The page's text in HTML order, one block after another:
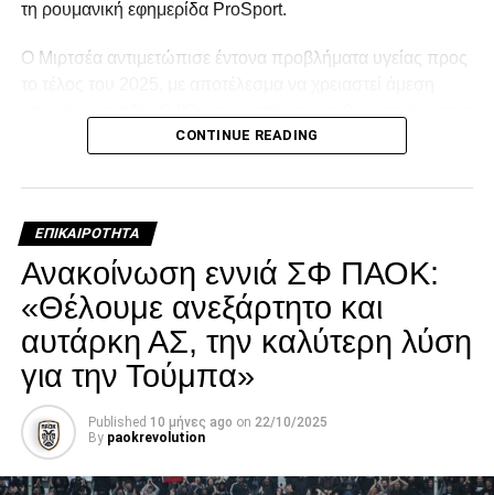
τη ρουμανική εφημερίδα ProSport.
Ο Μιρτσέα αντιμετώπισε έντονα προβλήματα υγείας προς
κρυολόγημα, το οποίο επηρέασε αρνητικά την ήδη
αναγκαία να νοσηλευτεί. Οι πληροφορίες αναφέρουν ότι η
νοσηλείας του.
Facebook
Twitter
EmailPinterest
WhatsApp
LinkedIn
Telegram
CONTINUE READING
ΕΠΙΚΑΙΡΌΤΗΤΑ
Ανακοίνωση εννιά ΣΦ ΠΑΟΚ:
«Θέλουμε ανεξάρτητο και
αυτάρκη ΑΣ, την καλύτερη λύση
για την Τούμπα»
Published 10 μήνες ago on 22/10/2025
By paokrevolution